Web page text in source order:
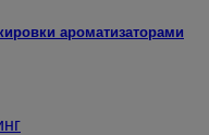
ароматизаторами